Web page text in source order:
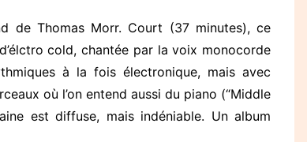
de Thomas Morr. Court (37 minutes), ce
cold, chantée par la voix monocorde
à la fois électronique, mais avec
où l’on entend aussi du piano (“Middle
est diffuse, mais indéniable. Un album